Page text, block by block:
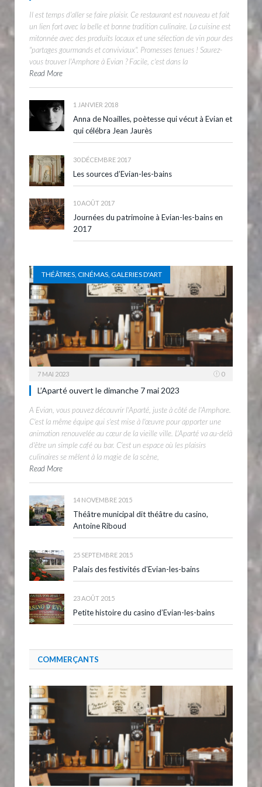
Il est temps d'aller se faire plaisir. Ce restaurant est nouveau et fait
un lien fort avec la belle et bonne tradition culinaire. La cuisine est
mitonnée avec des produits locaux et une sélection de vin pour des
"partages gourmands et conviviaux". Promesses tenues ! Saurez-
vous trouver l'Amphore à Evian ? Facile, c'est dans la
Read More
1 JANVIER 2018
Anna de Noailles, poètesse qui vécut à Evian et
qui célébra Jean Jaurès
30 DÉCEMBRE 2017
Les sources d’Evian-les-bains
10 AOÛT 2017
Journées du patrimoine à Evian-les-bains en
2017
THÉÂTRES, CINÉMAS, GALERIES D'ART
7 MAI 2023 0
L’Aparté ouvert le dimanche 7 mai 2023
A Evian, vous pouvez découvrir l'Aparté, juste à côté de l'Amphore.
C'est la même équipe qui s'est mise à l'œuvre pour apporter une
animation renouvelée au cœur de la vieille ville. L'Aparté va au-delà
d'être un simple café ou bar. C'est un espace où les plaisirs
culinaires se mêlent à la magie de la scène,
Read More
14 NOVEMBRE 2015
Théâtre municipal dit théâtre du casino,
Antoine Riboud
25 SEPTEMBRE 2015
Palais des festivités d’Evian-les-bains
23 AOÛT 2015
Petite histoire du casino d’Evian-les-bains
COMMERÇANTS